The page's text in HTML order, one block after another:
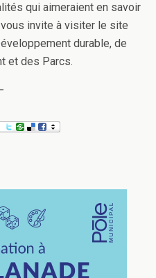
qui aimeraient en savoir
invite à visiter le site
durable, de
et des Parcs.